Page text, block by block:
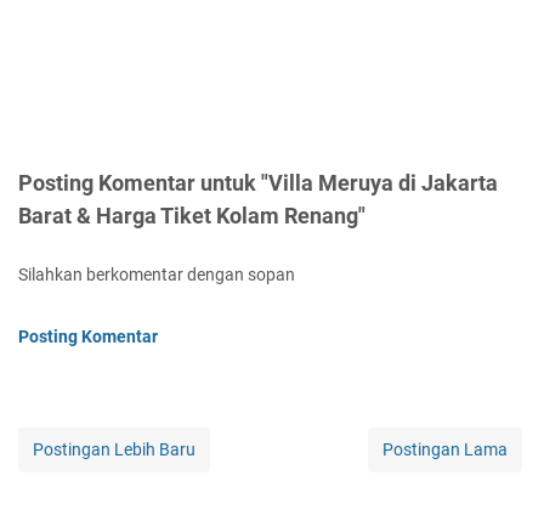
Posting Komentar untuk "Villa Meruya di Jakarta
Barat & Harga Tiket Kolam Renang"
Silahkan berkomentar dengan sopan
Posting Komentar
Postingan Lebih Baru Postingan Lama